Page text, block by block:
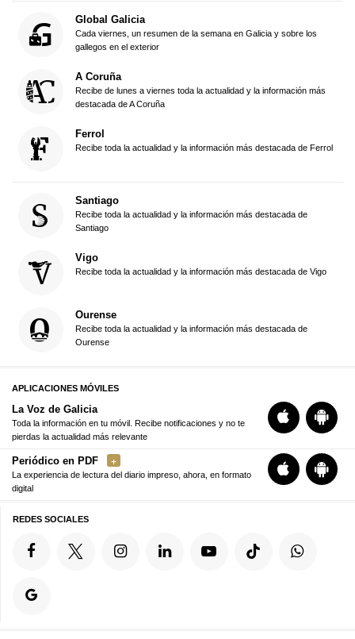
Global Galicia
Cada viernes, un resumen de la semana en Galicia y sobre los
gallegos en el exterior
A Coruña
Recibe de lunes a viernes toda la actualidad y la información más
destacada de A Coruña
Ferrol
Recibe toda la actualidad y la información más destacada de Ferrol
Santiago
Recibe toda la actualidad y la información más destacada de
Santiago
Vigo
Recibe toda la actualidad y la información más destacada de Vigo
Ourense
Recibe toda la actualidad y la información más destacada de
Ourense
APLICACIONES MÓVILES
La Voz de Galicia
Toda la información en tu móvil. Recibe notificaciones y no te
pierdas la actualidad más relevante
Periódico en PDF
La experiencia de lectura del diario impreso, ahora, en formato
digital
REDES SOCIALES